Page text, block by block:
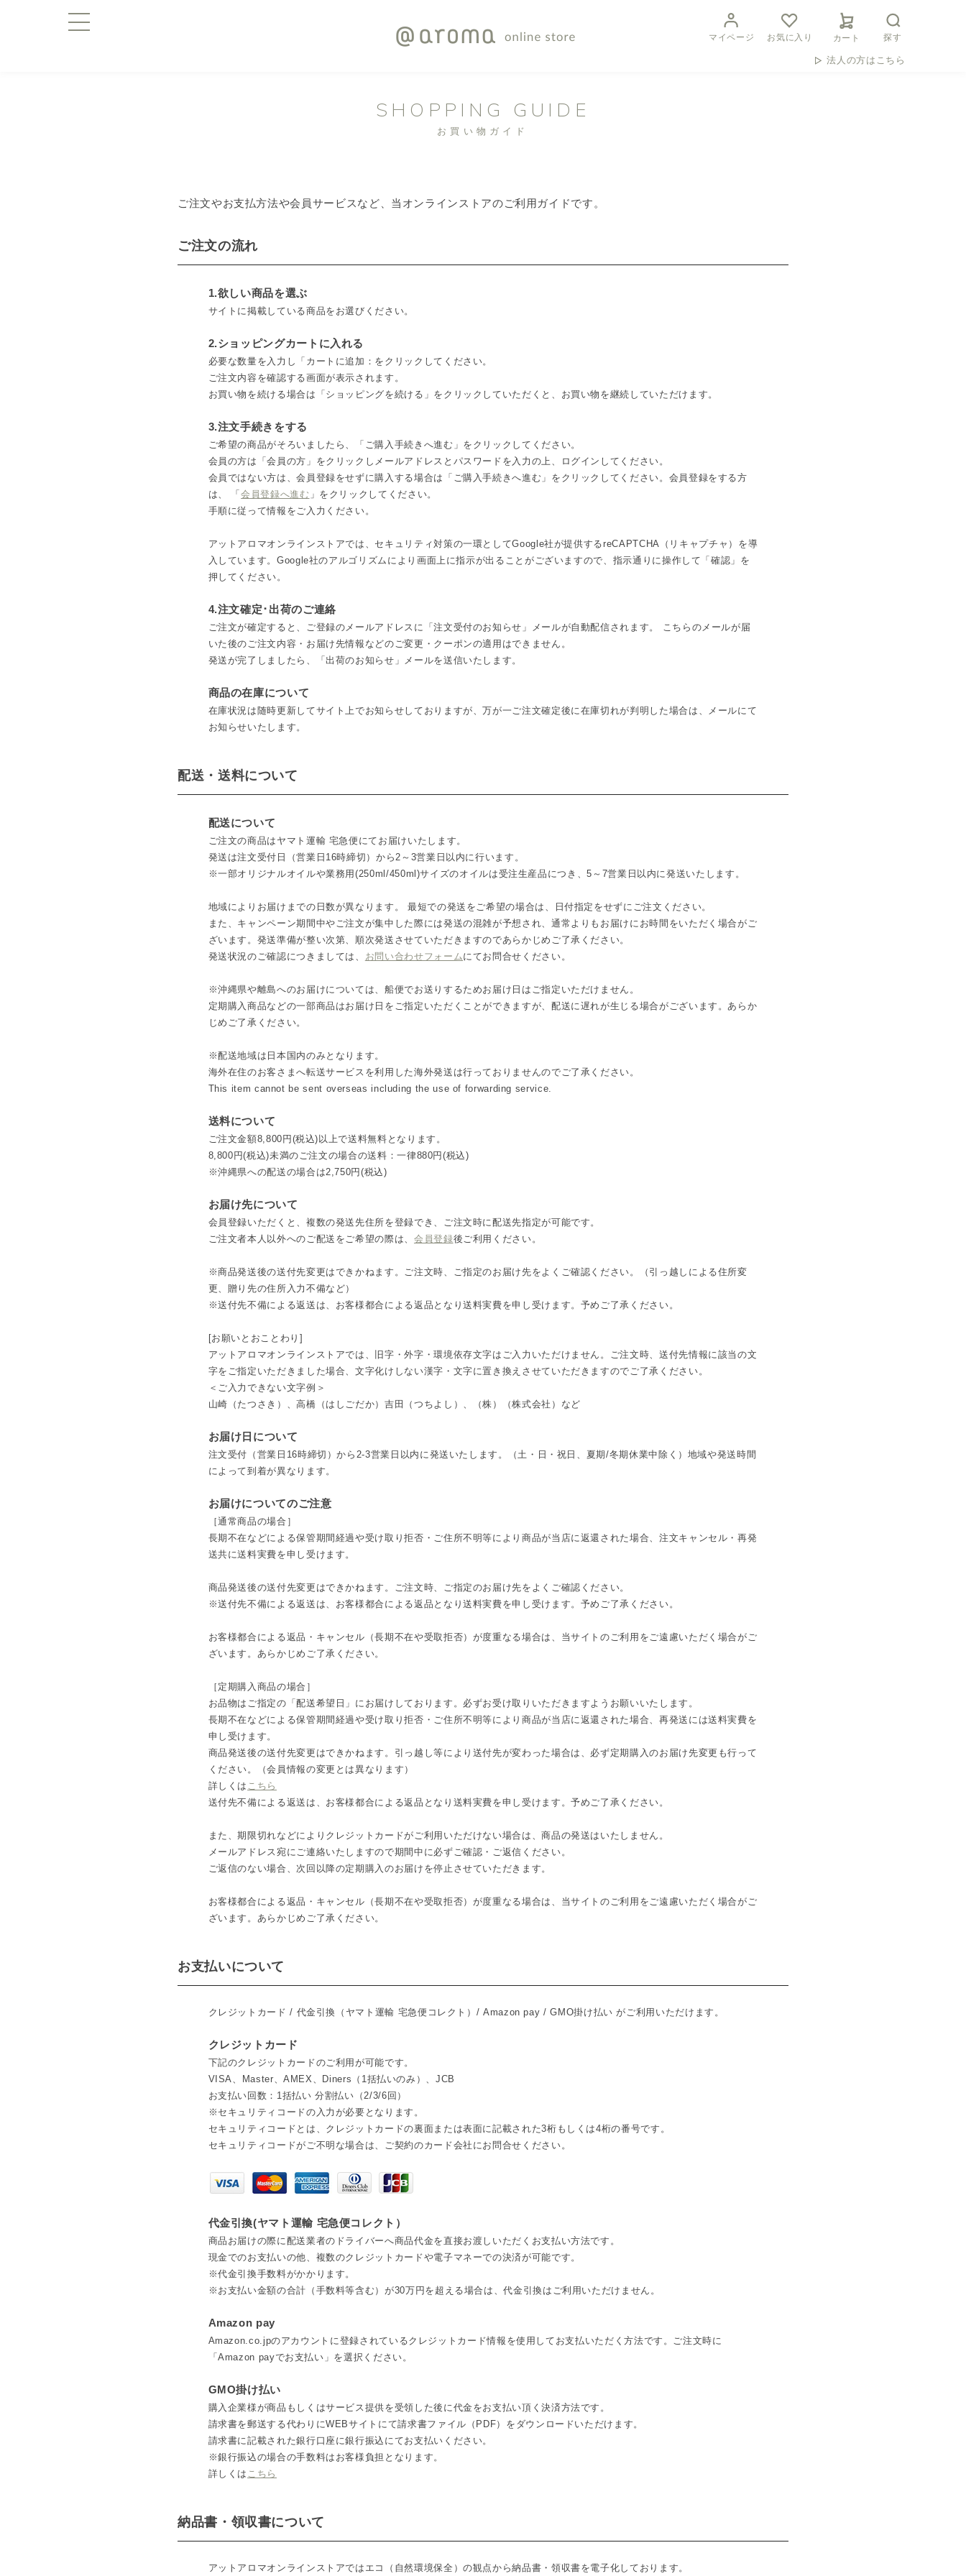
マイページ お気に入り カート 探す
法人の方はこちら
SHOPPING GUIDE
お買い物ガイド
ご注文やお支払方法や会員サービスなど、当オンラインストアのご利用ガイドです。
ご注文の流れ
1.欲しい商品を選ぶ
サイトに掲載している商品をお選びください。
2.ショッピングカートに入れる
必要な数量を入力し「カートに追加：をクリックしてください。
ご注文内容を確認する画面が表示されます。
お買い物を続ける場合は「ショッピングを続ける」をクリックしていただくと、お買い物を継続していただけます。
3.注文手続きをする
ご希望の商品がそろいましたら、「ご購入手続きへ進む」をクリックしてください。
会員の方は「会員の方」をクリックしメールアドレスとパスワードを入力の上、ログインしてください。
会員ではない方は、会員登録をせずに購入する場合は「ご購入手続きへ進む」をクリックしてください。会員登録をする方
は、 「会員登録へ進む 」をクリックしてください。
手順に従って情報をご入力ください。
アットアロマオンラインストアでは、セキュリティ対策の一環としてGoogle社が提供するreCAPTCHA（リキャプチャ）を導
入しています。Google社のアルゴリズムにより画面上に指示が出ることがございますので、指示通りに操作して「確認」を
押してください。
4.注文確定･出荷のご連絡
ご注文が確定すると、ご登録のメールアドレスに「注文受付のお知らせ」メールが自動配信されます。 こちらのメールが届
いた後のご注文内容・お届け先情報などのご変更・クーポンの適用はできません。
発送が完了しましたら、「出荷のお知らせ」メールを送信いたします。
商品の在庫について
在庫状況は随時更新してサイト上でお知らせしておりますが、万が一ご注文確定後に在庫切れが判明した場合は、メールにて
お知らせいたします。
配送・送料について
配送について
ご注文の商品はヤマト運輸 宅急便にてお届けいたします。
発送は注文受付日（営業日16時締切）から2～3営業日以内に行います。
※一部オリジナルオイルや業務用(250ml/450ml)サイズのオイルは受注生産品につき、5～7営業日以内に発送いたします。
地域によりお届けまでの日数が異なります。 最短での発送をご希望の場合は、日付指定をせずにご注文ください。
また、キャンペーン期間中やご注文が集中した際には発送の混雑が予想され、通常よりもお届けにお時間をいただく場合がご
ざいます。発送準備が整い次第、順次発送させていただきますのであらかじめご了承ください。
発送状況のご確認につきましては、 お問い合わせフォームにてお問合せください。
※沖縄県や離島へのお届けについては、船便でお送りするためお届け日はご指定いただけません。
定期購入商品などの一部商品はお届け日をご指定いただくことができますが、配送に遅れが生じる場合がございます。あらか
じめご了承ください。
※配送地域は日本国内のみとなります。
海外在住のお客さまへ転送サービスを利用した海外発送は行っておりませんのでご了承ください。
This item cannot be sent overseas including the use of forwarding service.
送料について
ご注文金額8,800円(税込)以上で送料無料となります。
8,800円(税込)未満のご注文の場合の送料：一律880円(税込)
※沖縄県への配送の場合は2,750円(税込)
お届け先について
会員登録いただくと、複数の発送先住所を登録でき、ご注文時に配送先指定が可能です。
ご注文者本人以外へのご配送をご希望の際は、 会員登録後ご利用ください。
※商品発送後の送付先変更はできかねます。ご注文時、ご指定のお届け先をよくご確認ください。（引っ越しによる住所変
更、贈り先の住所入力不備など）
※送付先不備による返送は、お客様都合による返品となり送料実費を申し受けます。予めご了承ください。
[お願いとおことわり]
アットアロマオンラインストアでは、旧字・外字・環境依存文字はご入力いただけません。ご注文時、送付先情報に該当の文
字をご指定いただきました場合、文字化けしない漢字・文字に置き換えさせていただきますのでご了承ください。
＜ご入力できない文字例＞
山崎（たつさき）、高橋（はしごだか）吉田（つちよし）、（株）（株式会社）など
お届け日について
注文受付（営業日16時締切）から2-3営業日以内に発送いたします。（土・日・祝日、夏期/冬期休業中除く）地域や発送時間
によって到着が異なります。
お届けについてのご注意
［通常商品の場合］
長期不在などによる保管期間経過や受け取り拒否・ご住所不明等により商品が当店に返還された場合、注文キャンセル・再発
送共に送料実費を申し受けます。
商品発送後の送付先変更はできかねます。ご注文時、ご指定のお届け先をよくご確認ください。
※送付先不備による返送は、お客様都合による返品となり送料実費を申し受けます。予めご了承ください。
お客様都合による返品・キャンセル（長期不在や受取拒否）が度重なる場合は、当サイトのご利用をご遠慮いただく場合がご
ざいます。あらかじめご了承ください。
［定期購入商品の場合］
お品物はご指定の「配送希望日」にお届けしております。必ずお受け取りいただきますようお願いいたします。
長期不在などによる保管期間経過や受け取り拒否・ご住所不明等により商品が当店に返還された場合、再発送には送料実費を
申し受けます。
商品発送後の送付先変更はできかねます。引っ越し等により送付先が変わった場合は、必ず定期購入のお届け先変更も行って
ください。（会員情報の変更とは異なります）
詳しくは こちら
送付先不備による返送は、お客様都合による返品となり送料実費を申し受けます。予めご了承ください。
また、期限切れなどによりクレジットカードがご利用いただけない場合は、商品の発送はいたしません。
メールアドレス宛にご連絡いたしますので期間中に必ずご確認・ご返信ください。
ご返信のない場合、次回以降の定期購入のお届けを停止させていただきます。
お客様都合による返品・キャンセル（長期不在や受取拒否）が度重なる場合は、当サイトのご利用をご遠慮いただく場合がご
ざいます。あらかじめご了承ください。
お支払いについて
クレジットカード / 代金引換（ヤマト運輸 宅急便コレクト）/ Amazon pay / GMO掛け払い がご利用いただけます。
クレジットカード
下記のクレジットカードのご利用が可能です。
VISA、Master、AMEX、Diners（1括払いのみ）、JCB
お支払い回数：1括払い 分割払い（2/3/6回）
※セキュリティコードの入力が必要となります。
セキュリティコードとは、クレジットカードの裏面または表面に記載された3桁もしくは4桁の番号です。
セキュリティコードがご不明な場合は、ご契約のカード会社にお問合せください。
代金引換(ヤマト運輸 宅急便コレクト）
商品お届けの際に配送業者のドライバーへ商品代金を直接お渡しいただくお支払い方法です。
現金でのお支払いの他、複数のクレジットカードや電子マネーでの決済が可能です。
※代金引換手数料がかかります。
※お支払い金額の合計（手数料等含む）が30万円を超える場合は、代金引換はご利用いただけません。
Amazon pay
Amazon.co.jpのアカウントに登録されているクレジットカード情報を使用してお支払いただく方法です。ご注文時に
「Amazon payでお支払い」を選択ください。
GMO掛け払い
購入企業様が商品もしくはサービス提供を受領した後に代金をお支払い頂く決済方法です。
請求書を郵送する代わりにWEBサイトにて請求書ファイル（PDF）をダウンロードいただけます。
請求書に記載された銀行口座に銀行振込にてお支払いください。
※銀行振込の場合の手数料はお客様負担となります。
詳しくは こちら
納品書・領収書について
アットアロマオンラインストアではエコ（自然環境保全）の観点から納品書・領収書を電子化しております。